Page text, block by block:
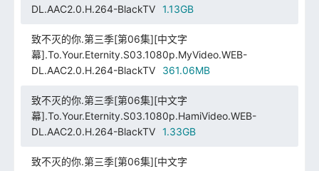
DL.AAC2.0.H.264-BlackTV
1.13GB
致不灭的你.第三季[第06集][中文字
幕].To.Your.Eternity.S03.1080p.MyVideo.WEB-
DL.AAC2.0.H.264-BlackTV
361.06MB
致不灭的你.第三季[第06集][中文字
幕].To.Your.Eternity.S03.1080p.HamiVideo.WEB-
DL.AAC2.0.H.264-BlackTV
1.33GB
致不灭的你.第三季[第06集][中文字